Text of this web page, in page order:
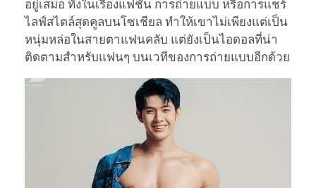
อยู่เสมอ ทั้งในเรื่องแฟชั่น การถ่ายแบบ หรือการแชร์
ไลฟ์สไตล์สุดคูลบนโซเชียล ทำให้เขาไม่เพียงแต่เป็น
หนุ่มหล่อในสายตาแฟนคลับ แต่ยังเป็นไอดอลที่น่า
ติดตามสำหรับแฟนๆ บนเวทีของการถ่ายแบบอีกด้วย